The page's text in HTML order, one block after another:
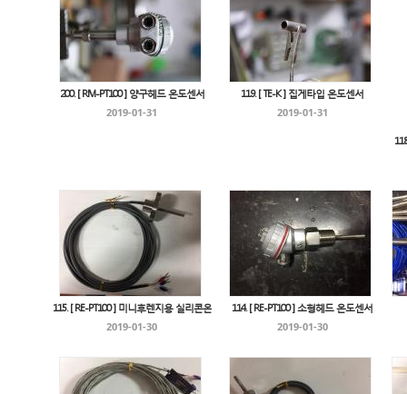
200. [ RM-PT100 ] 양구헤드 온도센서
2019-01-31
119. [ TE-K ] 집게타입 온도센서
2019-01-31
115. [ RE-PT100 ] 미니후렌지용 실리콘온
2019-01-30
114. [ RE-PT100 ] 소형헤드 온도센서
2019-01-30